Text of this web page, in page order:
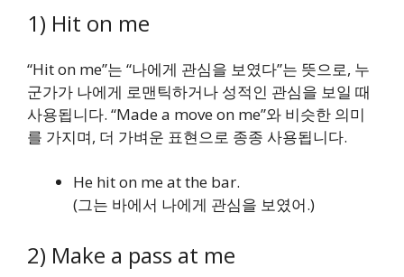
1) Hit on me
“Hit on me”는 “나에게 관심을 보였다”는 뜻으로, 누
군가가 나에게 로맨틱하거나 성적인 관심을 보일 때
사용됩니다. “Made a move on me”와 비슷한 의미
를 가지며, 더 가벼운 표현으로 종종 사용됩니다.
He hit on me at the bar.
(그는 바에서 나에게 관심을 보였어.)
2) Make a pass at me